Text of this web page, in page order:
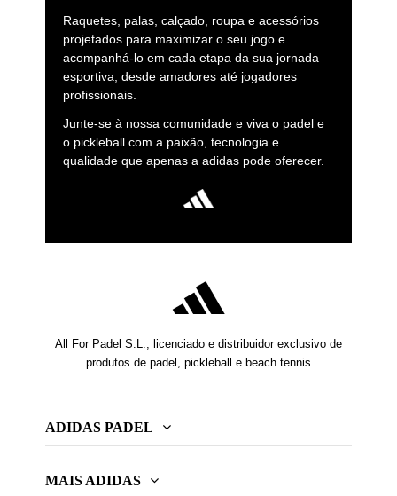
Raquetes, palas, calçado, roupa e acessórios
projetados para maximizar o seu jogo e
acompanhá-lo em cada etapa da sua jornada
esportiva, desde amadores até jogadores
profissionais.
Junte-se à nossa comunidade e viva o padel e
o pickleball com a paixão, tecnologia e
qualidade que apenas a adidas pode oferecer.
All For Padel S.L., licenciado e distribuidor exclusivo de
produtos de padel, pickleball e beach tennis
ADIDAS PADEL
MAIS ADIDAS